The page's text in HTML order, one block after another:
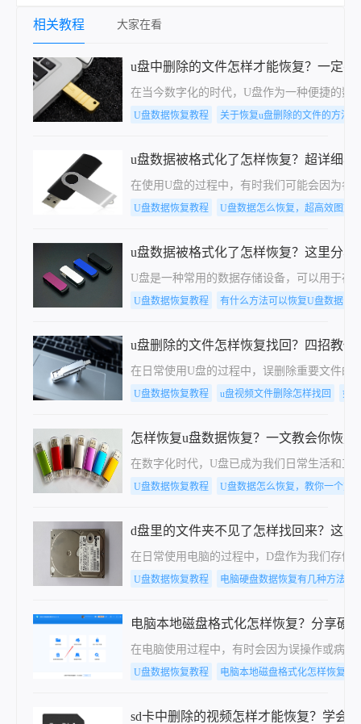
相关教程 大家在看
u盘中删除的文件怎样才能恢复？一定要
在当今数字化的时代，U盘作为一种便捷的数
U盘数据恢复教程 关于恢复u盘删除的文件的方法
u盘数据被格式化了怎样恢复？超详细小
在使用U盘的过程中，有时我们可能会因为各
U盘数据恢复教程 U盘数据怎么恢复，超高效图文
u盘数据被格式化了怎样恢复？这里分享
U盘是一种常用的数据存储设备，可以用于存
U盘数据恢复教程 有什么方法可以恢复U盘数据，
u盘删除的文件怎样恢复找回？四招教你
在日常使用U盘的过程中，误删除重要文件的
U盘数据恢复教程 u盘视频文件删除怎样找回 如
怎样恢复u盘数据恢复？一文教会你恢复
在数字化时代，U盘已成为我们日常生活和工
U盘数据恢复教程 U盘数据怎么恢复，教你一个方
d盘里的文件夹不见了怎样找回来？这
在日常使用电脑的过程中，D盘作为我们存储
U盘数据恢复教程 电脑硬盘数据恢复有几种方法
电脑本地磁盘格式化怎样恢复？分享硬
在电脑使用过程中，有时会因为误操作或病
U盘数据恢复教程 电脑本地磁盘格式化怎样恢复
sd卡中删除的视频怎样才能恢复？学会